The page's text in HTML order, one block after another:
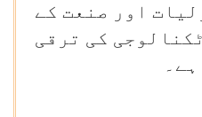
اور صنعت کے
کی ترقی